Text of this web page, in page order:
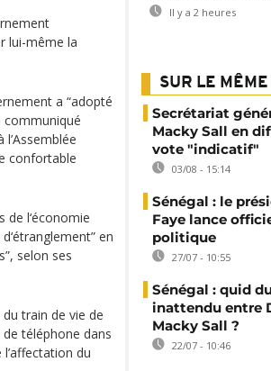
lui-même la
a “adopté
communiqué
confortable
de l‘économie
en
selon ses
train de vie de
de téléphone dans
du
Il y a 2 heures
SUR LE MÊME
Secrétariat
Macky Sall en
vote "indicatif"
03/08 - 15:14
Sénégal : le
Faye lance
politique
27/07 - 10:55
Sénégal : quid
inattendu entre
Macky Sall ?
22/07 - 10:46